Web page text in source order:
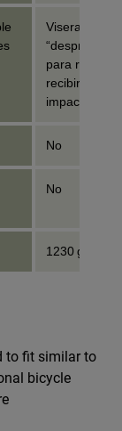
Visera fija
para
recibir un
impacto
No
No
1230 g (±50
to fit similar to
bicycle